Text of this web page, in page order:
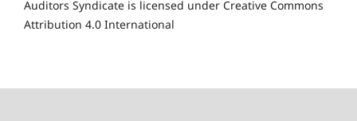
Auditors Syndicate is licensed under Creative Commons
Attribution 4.0 International